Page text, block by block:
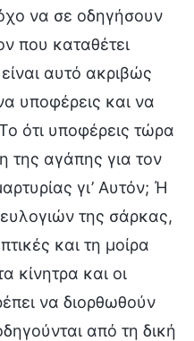
να σε οδηγήσουν
που καταθέτει
αυτό ακριβώς
υποφέρεις και να
ότι υποφέρεις τώρα
της αγάπης για τον
γι’ Αυτόν; Ή
της σάρκας,
και τη μοίρα
κίνητρα και οι
να διορθωθούν
από τη δική